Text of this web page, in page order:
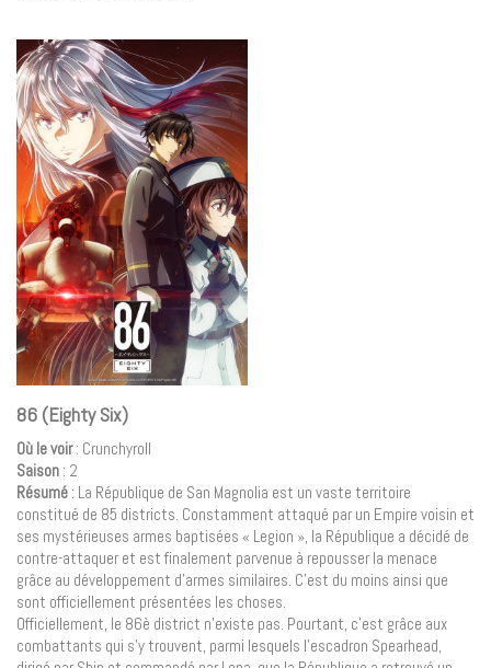
86 (Eighty Six)
Où le voir: Crunchyroll
Saison : 2
Résumé : La République de San Magnolia est un vaste territoire
constitué de 85 districts. Constamment attaqué par un Empire voisin et
ses mystérieuses armes baptisées « Legion », la République a décidé de
contre-attaquer et est finalement parvenue à repousser la menace
grâce au développement d’armes similaires. C’est du moins ainsi que
sont officiellement présentées les choses.
Officiellement, le 86è district n’existe pas. Pourtant, c’est grâce aux
combattants qui s’y trouvent, parmi lesquels l’escadron Spearhead,